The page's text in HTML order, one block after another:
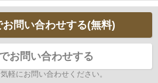
お問い合わせする(無料)
お問い合わせする
軽にお問い合わせください。